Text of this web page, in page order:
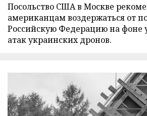
Посольство США в Москве
американцам воздержаться от
Российскую Федерацию на фоне
атак украинских дронов.